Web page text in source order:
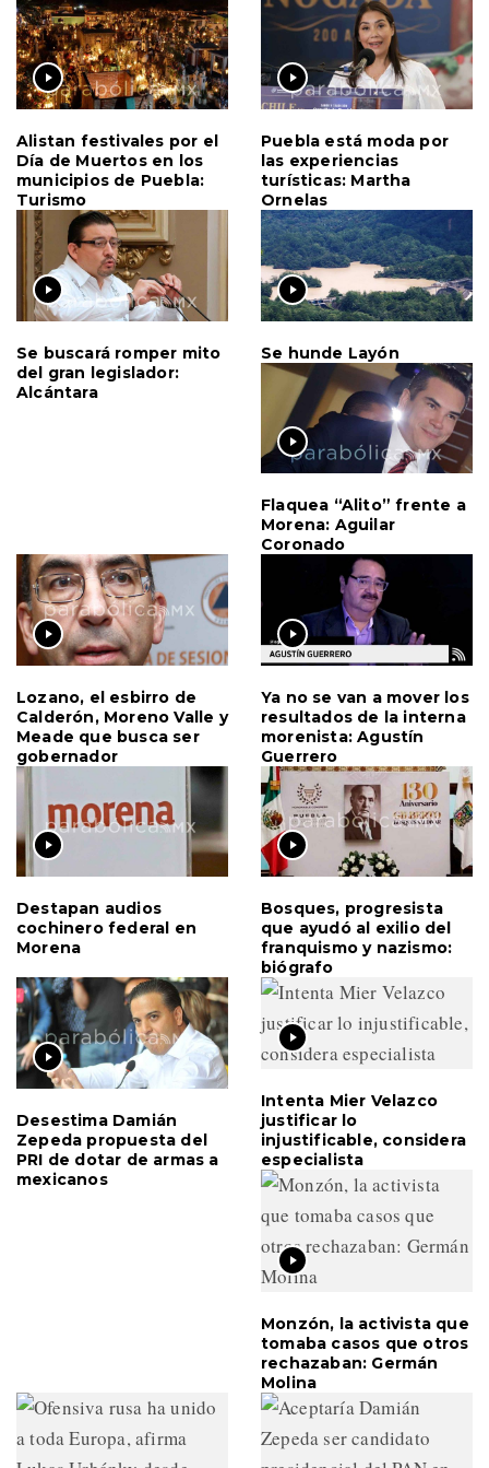
Alistan festivales por el
Día de Muertos en los
municipios de Puebla:
Turismo
Puebla está moda por
las experiencias
turísticas: Martha
Ornelas
Se buscará romper mito
del gran legislador:
Alcántara
Se hunde Layón
Flaquea “Alito” frente a
Morena: Aguilar
Coronado
Lozano, el esbirro de
Calderón, Moreno Valle y
Meade que busca ser
gobernador
Ya no se van a mover los
resultados de la interna
morenista: Agustín
Guerrero
Destapan audios
cochinero federal en
Morena
Bosques, progresista
que ayudó al exilio del
franquismo y nazismo:
biógrafo
Desestima Damián
Zepeda propuesta del
PRI de dotar de armas a
mexicanos
Intenta Mier Velazco
justificar lo
injustificable, considera
especialista
Monzón, la activista que
tomaba casos que otros
rechazaban: Germán
Molina